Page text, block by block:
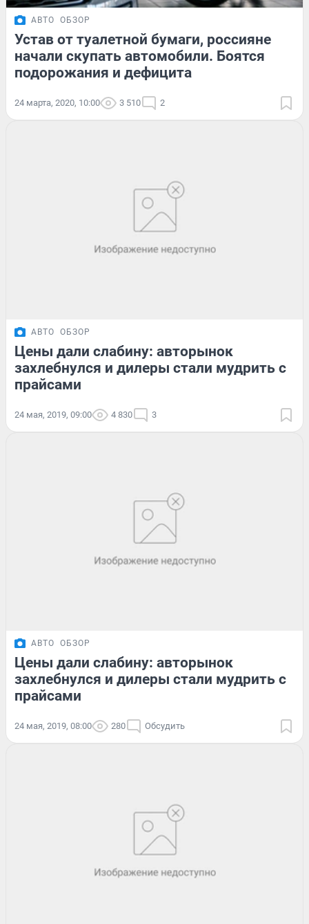
АВТО ОБЗОР
Устав от туалетной бумаги, россияне
начали скупать автомобили. Боятся
подорожания и дефицита
24 марта, 2020, 10:00 3 510 2
АВТО ОБЗОР
Цены дали слабину: авторынок
захлебнулся и дилеры стали мудрить с
прайсами
24 мая, 2019, 09:00 4 830 3
АВТО ОБЗОР
Цены дали слабину: авторынок
захлебнулся и дилеры стали мудрить с
прайсами
24 мая, 2019, 08:00 280 Обсудить